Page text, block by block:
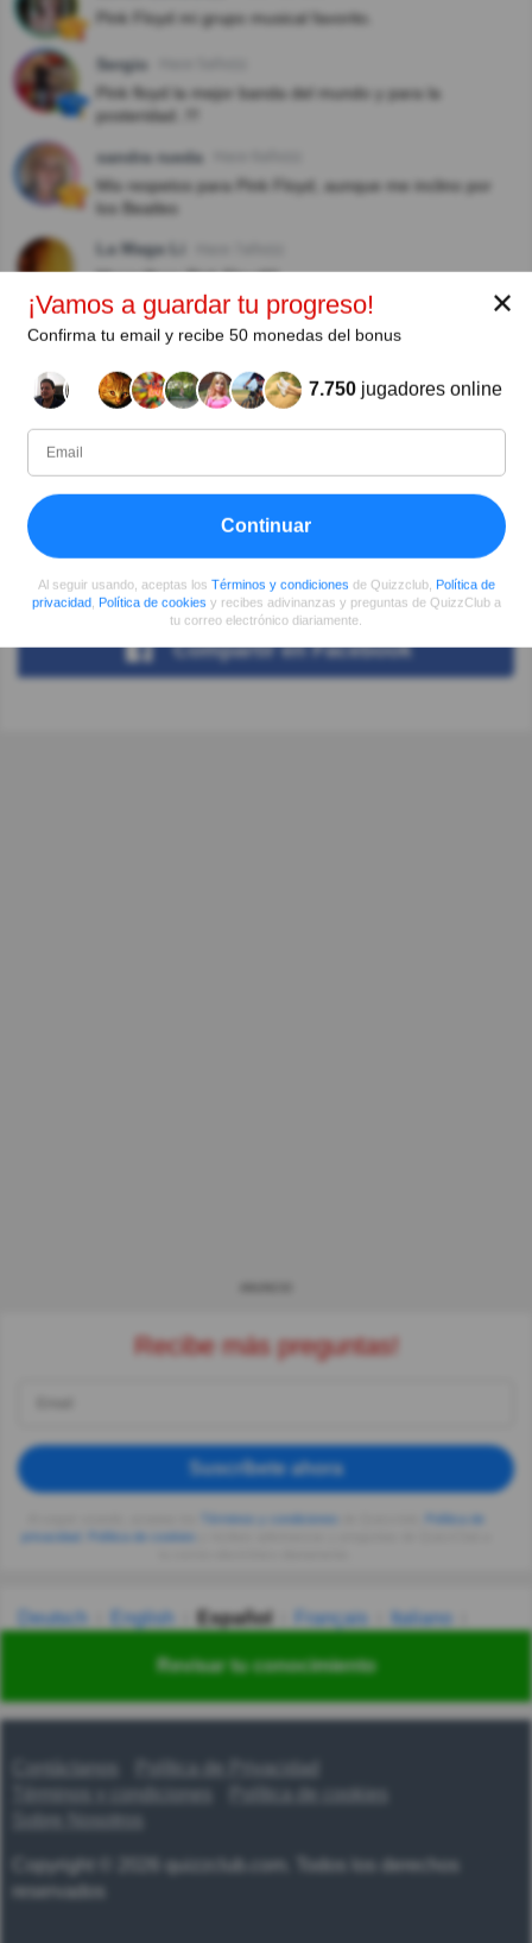
Revisar tu conocimiento
Pink Floyd mi grupo musical favorito.
Sergio
Pink floyd la mejor banda del mundo y para la
posteridad..!!!
sandra rueda
Mis respetos para Pink Floyd, aunque me inclino por
los Beatles
La Maga Li
Maravilloso Pink Floyd!!!
Ver respuestas
Autor:
Escritor
80 105916
Preguntas
185
Compartiren Facebook
Recibe más preguntas!
Suscríbete ahora
privacidad
Deutsch English Español Français
Italiano
Українська हिन्दी 한국어 汉语
Contáctanos
Política de Privacidad
Términos y condiciones
Copyright © 2026 quizzclub.com. Todos los derechos
reservados
✕
¡Vamos a guardar tu progreso!
Confirma tu email y recibe 50 monedas del bonus
7.750 jugadores online
Continuar
Al seguir usando, aceptas los Términos y condiciones de Quizzclub, Política de
privacidad, Política de cookies y recibes adivinanzas y preguntas de QuizzClub a
tu correo electrónico diariamente.